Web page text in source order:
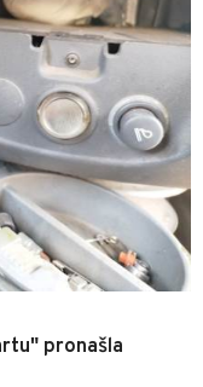
pronašla